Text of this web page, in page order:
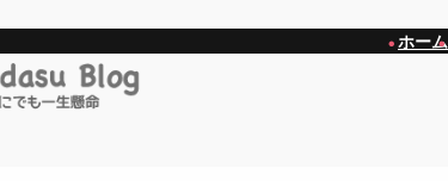
ホーム